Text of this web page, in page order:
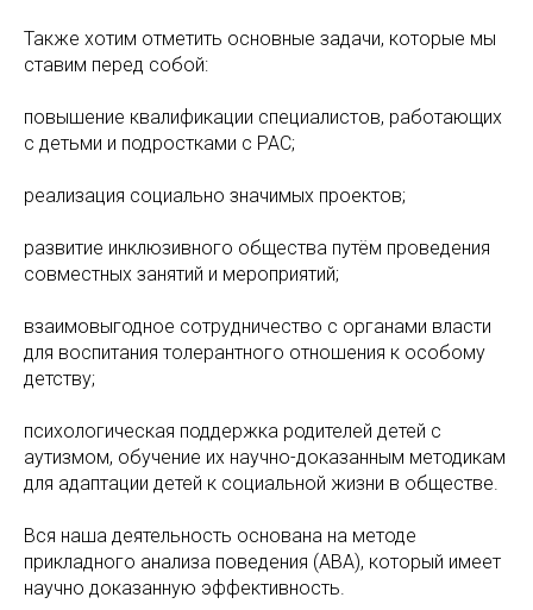
Также хотим отметить основные задачи, которые мы
ставим перед собой:
повышение квалификации специалистов, работающих
с детьми и подростками с РАС;
реализация социально значимых проектов;
развитие инклюзивного общества путём проведения
совместных занятий и мероприятий;
взаимовыгодное сотрудничество с органами власти
для воспитания толерантного отношения к особому
детству;
психологическая поддержка родителей детей с
аутизмом, обучение их научно-доказанным методикам
для адаптации детей к социальной жизни в обществе.
Вся наша деятельность основана на методе
прикладного анализа поведения (АВА), который имеет
научно доказанную эффективность.